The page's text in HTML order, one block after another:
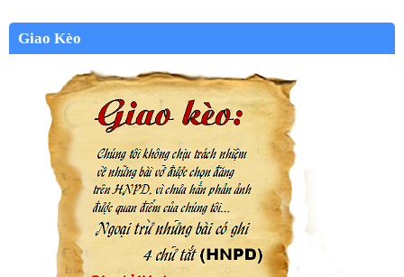
Giao Kèo